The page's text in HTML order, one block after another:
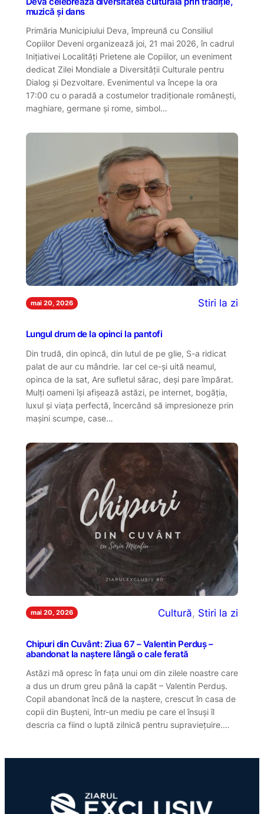
muzică și dans
Primăria Municipiului Deva, împreună cu Consiliul
Copiilor Deveni organizează joi, 21 mai 2026, în cadrul
Inițiativei Localități Prietene ale Copiilor, un eveniment
dedicat Zilei Mondiale a Diversității Culturale pentru
Dialog și Dezvoltare. Evenimentul va începe la ora
17:00 cu o paradă a costumelor tradiționale românești,
maghiare, germane și rome, simbol…
mai 20, 2026 Stiri la zi
Lungul drum de la opinci la pantofi
Din trudă, din opincă, din lutul de pe glie, S-a ridicat
palat de aur cu mândrie. Iar cel ce-și uită neamul,
opinca de la sat, Are sufletul sărac, deși pare împărat.
Mulți oameni își afișează astăzi, pe internet, bogăția,
luxul și viața perfectă, încercând să impresioneze prin
mașini scumpe, case…
mai 20, 2026 Cultură, Stiri la zi
Chipuri din Cuvânt: Ziua 67 – Valentin Perduș –
abandonat la naștere lângă o cale ferată
Astăzi mă opresc în fața unui om din zilele noastre care
a dus un drum greu până la capăt – Valentin Perduș.
Copil abandonat încă de la naștere, crescut în casa de
copii din Bușteni, într-un mediu pe care el însuși îl
descria ca fiind o luptă zilnică pentru supraviețuire.…